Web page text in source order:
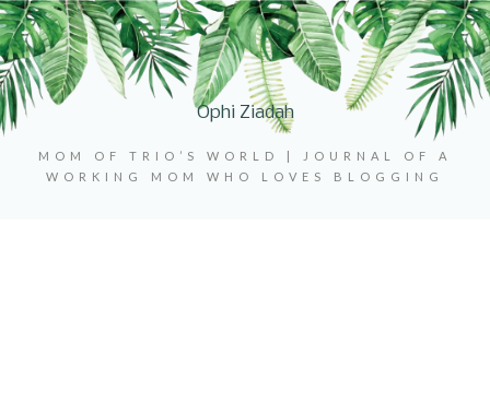
Ophi Ziadah
MOM OF TRIO’S WORLD | JOURNAL OF A
WORKING MOM WHO LOVES BLOGGING